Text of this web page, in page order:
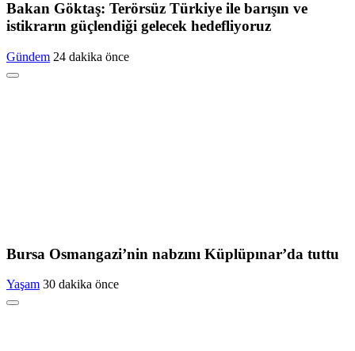
Bakan Göktaş: Terörsüz Türkiye ile barışın ve
istikrarın güçlendiği gelecek hedefliyoruz
Gündem 24 dakika önce
Bursa Osmangazi’nin nabzını Küplüpınar’da tuttu
Yaşam 30 dakika önce